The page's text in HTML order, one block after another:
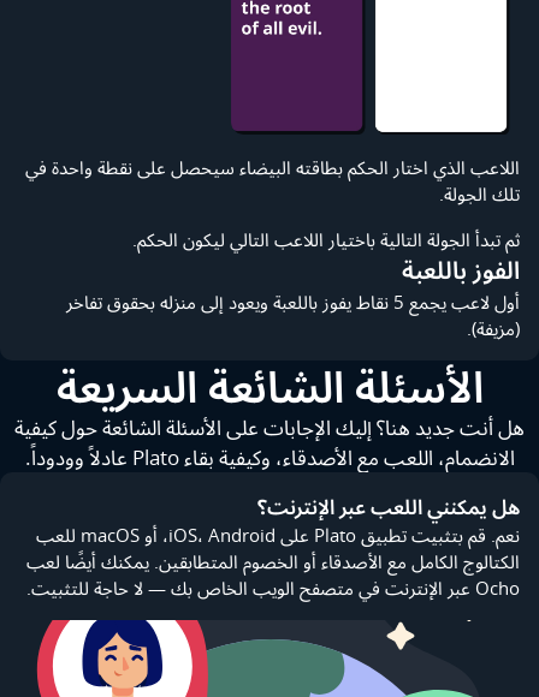
اللاعب الذي اختار الحكم بطاقته البيضاء سيحصل على نقطة واحدة في
تلك الجولة.
ثم تبدأ الجولة التالية باختيار اللاعب التالي ليكون الحكم.
الفوز باللعبة
أول لاعب يجمع 5 نقاط يفوز باللعبة ويعود إلى منزله بحقوق تفاخر
(مزيفة).
الأسئلة الشائعة السريعة
هل أنت جديد هنا؟ إليك الإجابات على الأسئلة الشائعة حول كيفية
الانضمام، اللعب مع الأصدقاء، وكيفية بقاء Plato عادلاً وودوداً.
هل يمكنني اللعب عبر الإنترنت؟
نعم. قم بتثبيت تطبيق Plato على iOS، Android، أو macOS للعب
الكتالوج الكامل مع الأصدقاء أو الخصوم المتطابقين. يمكنك أيضًا لعب
Ocho عبر الإنترنت في متصفح الويب الخاص بك — لا حاجة للتثبيت.